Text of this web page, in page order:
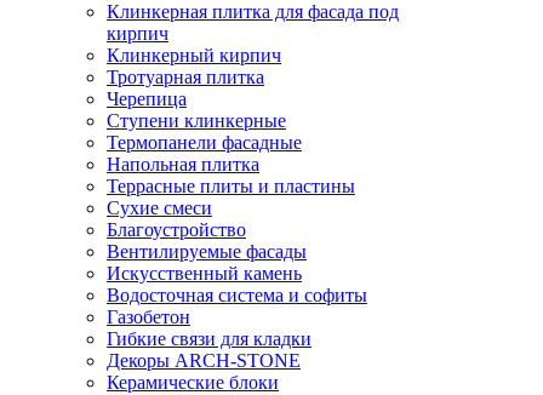
Клинкерная плитка для фасада под
кирпич
Клинкерный кирпич
Тротуарная плитка
Черепица
Ступени клинкерные
Термопанели фасадные
Напольная плитка
Террасные плиты и пластины
Сухие смеси
Благоустройство
Вентилируемые фасады
Искусственный камень
Водосточная система и софиты
Газобетон
Гибкие связи для кладки
Декоры ARCH-STONE
Керамические блоки